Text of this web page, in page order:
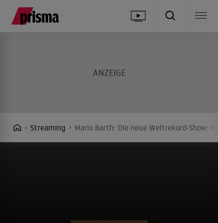
Streaming Mario Barth: Die neue Weltrekord-Show: